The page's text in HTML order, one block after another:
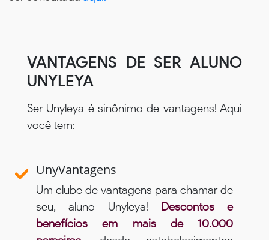
VANTAGENS DE SER ALUNO
UNYLEYA
Ser Unyleya é sinônimo de vantagens! Aqui
você tem:
UnyVantagens
Um clube de vantagens para chamar de
seu, aluno Unyleya! Descontos e
benefícios em mais de 10.000